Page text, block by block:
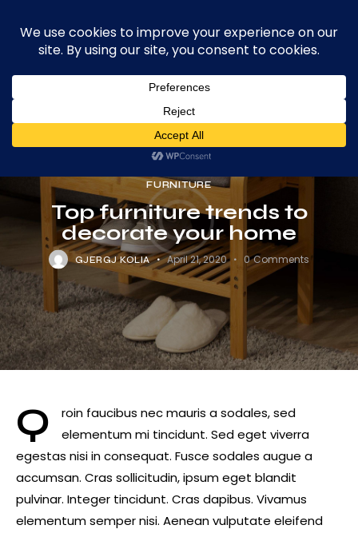
Volzar
House of Handmade Rugs
FURNITURE
Top furniture trends to
decorate your home
GJERGJ KOLIA April 21, 2020 0 Comments
Q
roin faucibus nec mauris a sodales, sed
elementum mi tincidunt. Sed eget viverra
egestas nisi in consequat. Fusce sodales augue a
accumsan. Cras sollicitudin, ipsum eget blandit
pulvinar. Integer tincidunt. Cras dapibus. Vivamus
elementum semper nisi. Aenean vulputate eleifend